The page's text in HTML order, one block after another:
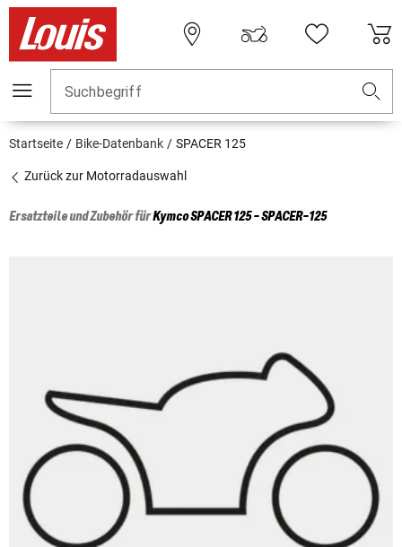
Suchbegriff
Startseite Bike-Datenbank SPACER 125
Zurück zur Motorradauswahl
Ersatzteile und Zubehör fürKymcoSPACER 125 - SPACER-125